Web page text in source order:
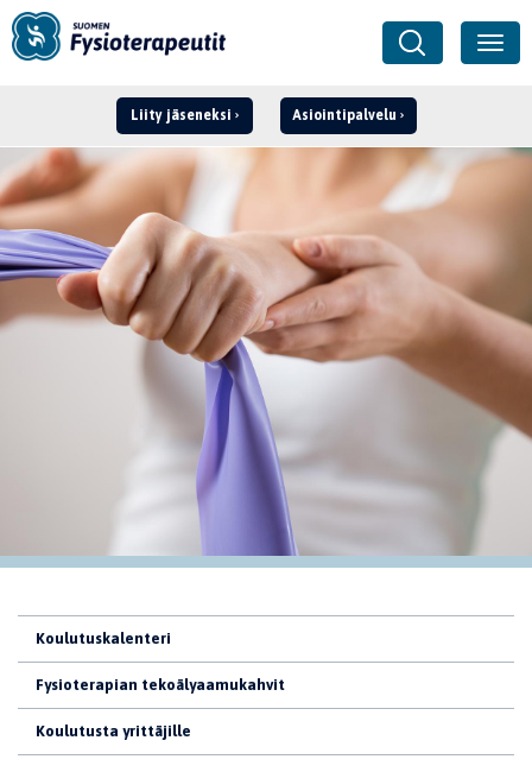
Liity jäseneksi Asiointipalvelu
Kirjaudu ›
Koulutuskalenteri
Fysioterapian tekoälyaamukahvit
Koulutusta yrittäjille